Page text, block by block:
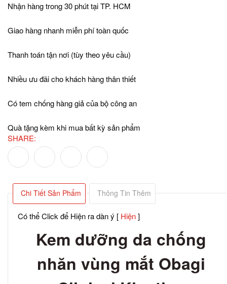
Nhận hàng trong 30 phút tại TP. HCM
Giao hàng nhanh miễn phí toàn quốc
Thanh toán tận nơi (tùy theo yêu cầu)
Nhiều ưu đãi cho khách hàng thân thiết
Có tem chống hàng giả của bộ công an
Quà tặng kèm khi mua bất kỳ sản phẩm
SHARE:
Chi Tiết Sản Phẩm Thông Tin Thêm
Có thể Click để Hiện ra dàn ý [ Hiện]
Kem dưỡng da chống
nhăn vùng mắt Obagi